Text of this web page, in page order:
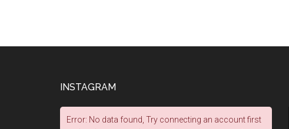
INSTAGRAM
Error: No data found, Try connecting an account first